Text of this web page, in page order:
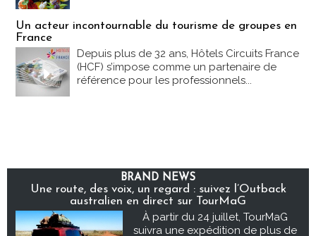
Un acteur incontournable du tourisme de groupes en
France
Depuis plus de 32 ans, Hôtels Circuits France
(HCF) s’impose comme un partenaire de
référence pour les professionnels...
BRAND NEWS
Une route, des voix, un regard : suivez l’Outback
australien en direct sur TourMaG
À partir du 24 juillet, TourMaG
suivra une expédition de plus de